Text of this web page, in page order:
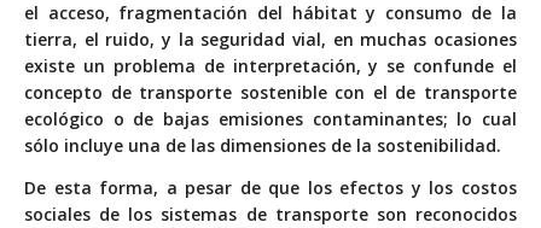
el acceso, fragmentación del hábitat y consumo de la
tierra, el ruido, y la seguridad vial, en muchas ocasiones
existe un problema de interpretación, y se confunde el
concepto de transporte sostenible con el de transporte
ecológico o de bajas emisiones contaminantes; lo cual
sólo incluye una de las dimensiones de la sostenibilidad.
De esta forma, a pesar de que los efectos y los costos
sociales de los sistemas de transporte son reconocidos